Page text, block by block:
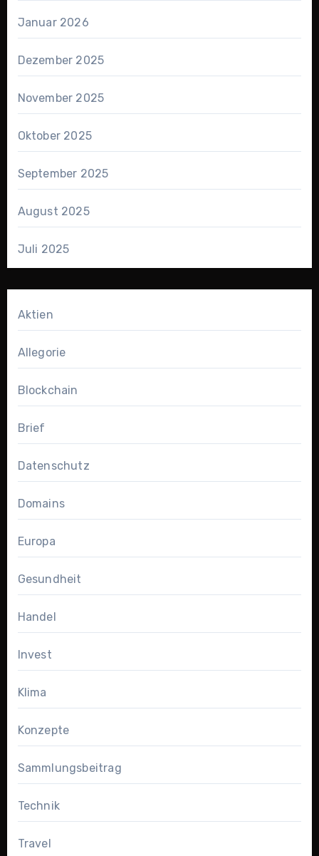
Januar 2026
Dezember 2025
November 2025
Oktober 2025
September 2025
August 2025
Juli 2025
Aktien
Allegorie
Blockchain
Brief
Datenschutz
Domains
Europa
Gesundheit
Handel
Invest
Klima
Konzepte
Sammlungsbeitrag
Technik
Travel